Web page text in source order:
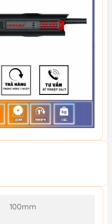
100mm